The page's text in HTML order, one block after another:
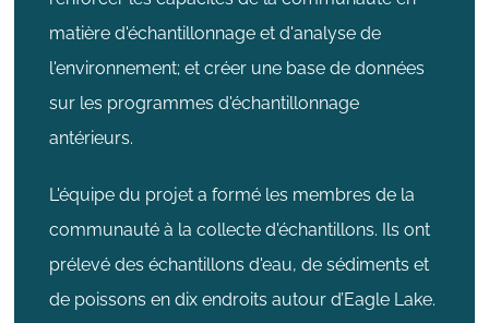
matière d'échantillonnage et d'analyse de
l'environnement; et créer une base de données
sur les programmes d'échantillonnage
antérieurs.
L'équipe du projet a formé les membres de la
communauté à la collecte d'échantillons. Ils ont
prélevé des échantillons d'eau, de sédiments et
de poissons en dix endroits autour d’Eagle Lake.